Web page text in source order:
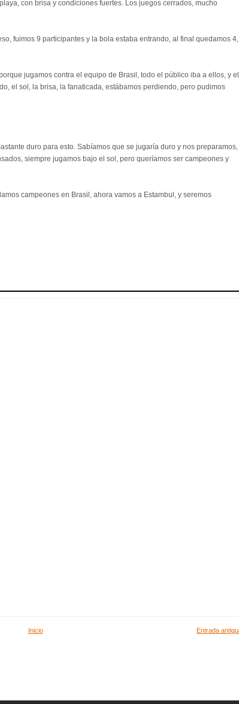
con brisa y condiciones fuertes. Los juegos cerrados, mucho
fuimos 9 participantes y la bola estaba entrando, al final quedamos 4,
jugamos contra el equipo de Brasil, todo el público iba a ellos, y el
el sol, la brisa, la fanaticada, estábamos perdiendo, pero pudimos
duro para esto. Sabíamos que se jugaría duro y nos preparamos,
siempre jugamos bajo el sol, pero queríamos ser campeones y
campeones en Brasil, ahora vamos a Estambul, y seremos
Entrada
Inicio